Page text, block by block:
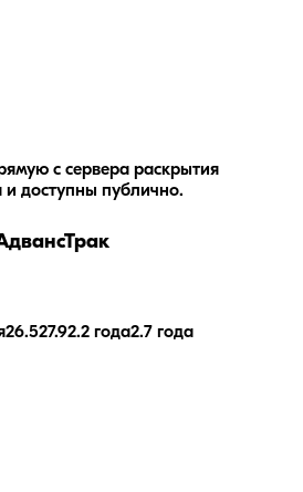
с сервера раскрытия
доступны публично.
26.527.92.2 года2.7 года